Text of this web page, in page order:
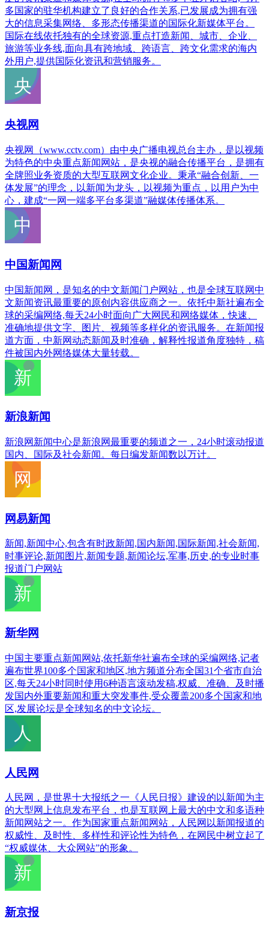
多国家的驻华机构建立了良好的合作关系,已发展成为拥有强
大的信息采集网络、多形态传播渠道的国际化新媒体平台。
国际在线依托独有的全球资源,重点打造新闻、城市、企业、
旅游等业务线,面向具有跨地域、跨语言、跨文化需求的海内
外用户,提供国际化资讯和营销服务。
央视网
央视网（www.cctv.com）由中央广播电视总台主办，是以视频
为特色的中央重点新闻网站，是央视的融合传播平台，是拥有
全牌照业务资质的大型互联网文化企业。秉承“融合创新、一
体发展”的理念，以新闻为龙头，以视频为重点，以用户为中
心，建成“一网一端多平台多渠道”融媒体传播体系。
中国新闻网
中国新闻网，是知名的中文新闻门户网站，也是全球互联网中
文新闻资讯最重要的原创内容供应商之一。依托中新社遍布全
球的采编网络,每天24小时面向广大网民和网络媒体，快速、
准确地提供文字、图片、视频等多样化的资讯服务。在新闻报
道方面，中新网动态新闻及时准确，解释性报道角度独特，稿
件被国内外网络媒体大量转载。
新浪新闻
新浪网新闻中心是新浪网最重要的频道之一，24小时滚动报道
国内、国际及社会新闻。每日编发新闻数以万计。
网易新闻
新闻,新闻中心,包含有时政新闻,国内新闻,国际新闻,社会新闻,
时事评论,新闻图片,新闻专题,新闻论坛,军事,历史,的专业时事
报道门户网站
新华网
中国主要重点新闻网站,依托新华社遍布全球的采编网络,记者
遍布世界100多个国家和地区,地方频道分布全国31个省市自治
区,每天24小时同时使用6种语言滚动发稿,权威、准确、及时播
发国内外重要新闻和重大突发事件,受众覆盖200多个国家和地
区,发展论坛是全球知名的中文论坛。
人民网
人民网，是世界十大报纸之一《人民日报》建设的以新闻为主
的大型网上信息发布平台，也是互联网上最大的中文和多语种
新闻网站之一。作为国家重点新闻网站，人民网以新闻报道的
权威性、及时性、多样性和评论性为特色，在网民中树立起了
“权威媒体、大众网站”的形象。
新京报